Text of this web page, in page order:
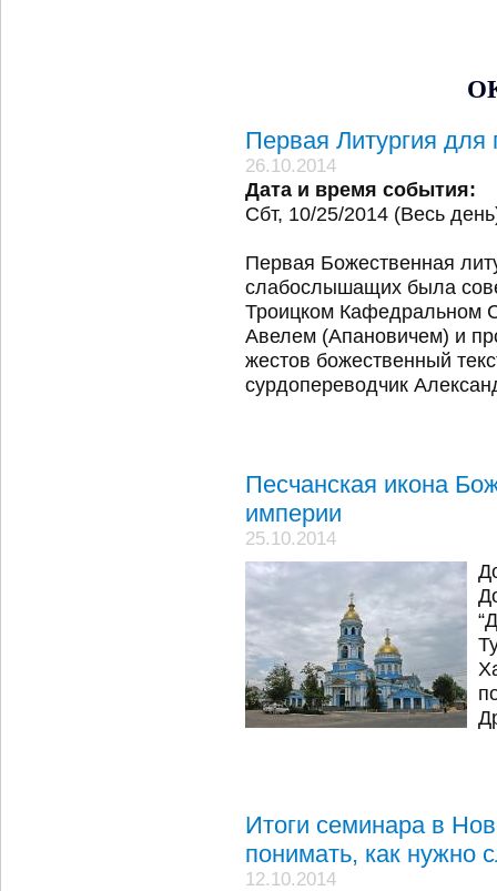
Первая Литургия
26.10.2014
Дата и время события:
Сбт, 10/25/2014 (Весь
Первая Божественная
слабослышащих была
Троицком Кафедральном
Авелем (Апановичем) и
жестов божественный
сурдопереводчик
Песчанская икона
империи
25.10.2014
Итоги семинара в
понимать, как нужно
12.10.2014